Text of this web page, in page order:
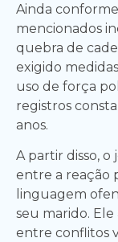
Ainda
mencionados
quebra de
exigido
uso de força
registros
anos.
A partir disso,
entre a reação
linguagem
seu marido.
entre conflitos